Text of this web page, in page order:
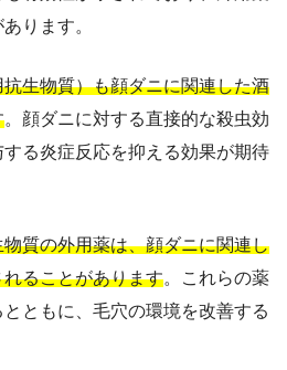
ります。
生物質）も顔ダニに関連した酒
。顔ダニに対する直接的な殺虫効
る炎症反応を抑える効果が期待
質の外用薬は、顔ダニに関連し
ることがあります。これらの薬
ともに、毛穴の環境を改善する